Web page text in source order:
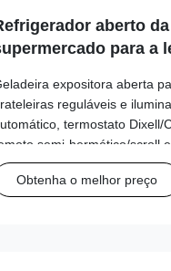
aberto
para a
expositora aberta
reguláveis ​​e
termostato Dixell/
semi-hermético/scroll
Oferece 15% de
otimizada do espaço
Obtenha o melhor preço